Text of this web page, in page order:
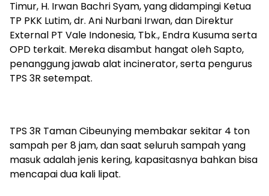
Timur, H. Irwan Bachri Syam, yang didampingi Ketua
TP PKK Lutim, dr. Ani Nurbani Irwan, dan Direktur
External PT Vale Indonesia, Tbk., Endra Kusuma serta
OPD terkait. Mereka disambut hangat oleh Sapto,
penanggung jawab alat incinerator, serta pengurus
TPS 3R setempat.
TPS 3R Taman Cibeunying membakar sekitar 4 ton
sampah per 8 jam, dan saat seluruh sampah yang
masuk adalah jenis kering, kapasitasnya bahkan bisa
mencapai dua kali lipat.